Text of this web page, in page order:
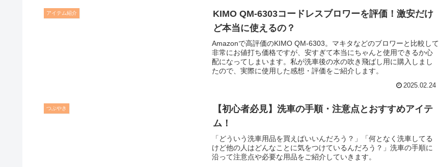
アイテム紹介
KIMO QM-6303コードレスブロワーを評価！激安だけ
ど本当に使えるの？
Amazonで高評価のKIMO QM-6303。マキタなどのブロワーと比較して
非常にお値打ち価格ですが、安すぎて本当にちゃんと使用できるか心
配になってしまいます。私が洗車後の水の吹き飛ばし用に購入しまし
たので、実際に使用した感想・評価をご紹介します。
2025.02.24
つぶやき
【初心者必見】洗車の手順・注意点とおすすめアイテ
ム！
「どういう洗車用品を買えばいいんだろう？」「何となく洗車してる
けど他の人はどんなことに気をつけているんだろう？」洗車の手順に
沿って注意点や必要な用品をご紹介していきます。